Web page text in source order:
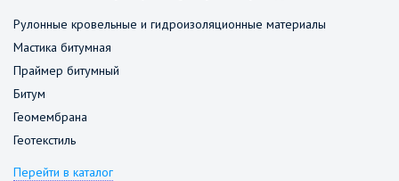
Рулонные кровельные и гидроизоляционные материалы
Мастика битумная
Праймер битумный
Битум
Геомембрана
Геотекстиль
Перейти в каталог